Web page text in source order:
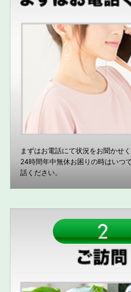
まずはお電話にて状況をお聞かせく
24時間年中無休お困りの時はいつ
話ください。